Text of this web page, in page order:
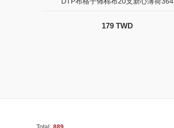
179 TWD